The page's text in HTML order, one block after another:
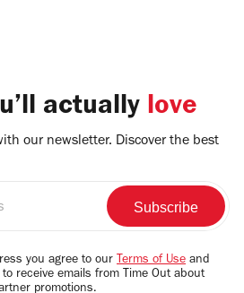
actually love
our newsletter. Discover the best
you agree to our Terms of Use and
receive emails from Time Out about
promotions.